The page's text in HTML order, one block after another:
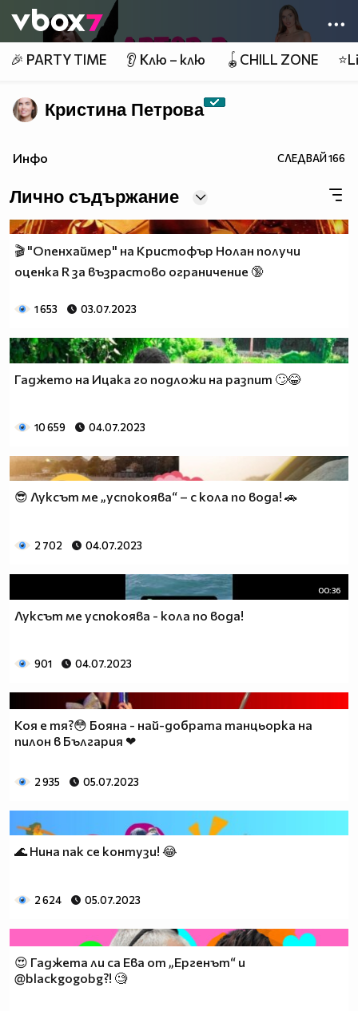
👾
🎉 PARTY TIME 👂 Клю – клю 🪀CHILL ZONE
Кристина Петрова
Инфо СЛЕДВАЙ166
Лично съдържание
🎬 "Опенхаймер" на Кристофър Нолан получи
оценка R за възрастово ограничение 🔞
1 653 03.07.2023
Гаджето на Ицака го подложи на разпит 🙄😂
10 659 04.07.2023
😎 Луксът ме „успокоява“ – с кола по вода! 🚗
2 702 04.07.2023
00:36
Луксът ме успокоява - кола по вода!
901 04.07.2023
Коя е тя?😳 Бояна - най-добрата танцьорка на
пилон в България ❤
2 935 05.07.2023
🌊 Нина пак се контузи! 😂
2 624 05.07.2023
😍 Гаджета ли са Ева от „Ергенът“ и
@blackgogobg?! 🧐